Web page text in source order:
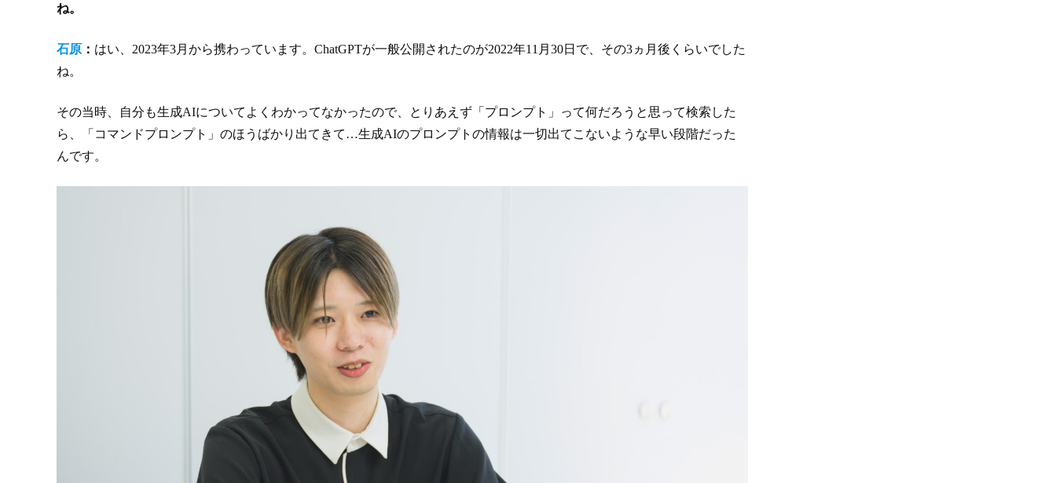
ね。
石原 ： はい、2023年3月から携わっています。ChatGPTが一般公開されたのが2022年11月30日で、その3ヵ月後くらいでした
ね。
その当時、自分も生成AIについてよくわかってなかったので、とりあえず「プロンプト」って何だろうと思って検索した
ら、「コマンドプロンプト」のほうばかり出てきて…生成AIのプロンプトの情報は一切出てこないような早い段階だった
んです。